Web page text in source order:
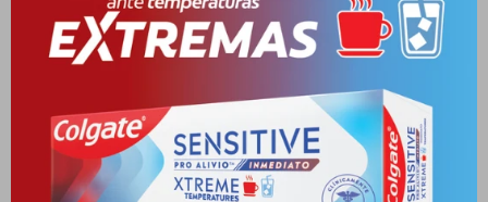
Productos que te pueden interesar